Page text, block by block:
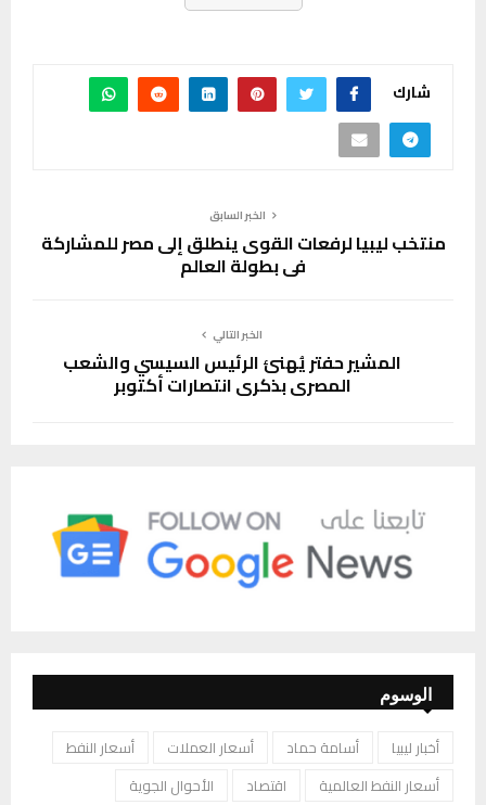
شارك
الخبر السابق
منتخب ليبيا لرفعات القوى ينطلق إلى مصر للمشاركة
في بطولة العالم
الخبر التالي
المشير حفتر يُهنئ الرئيس السيسي والشعب
المصري بذكرى انتصارات أكتوبر
الوسوم
أخبار ليبيا أسامة حماد أسعار العملات
أسعار النفط
أسعار النفط العالمية
اقتصاد
الأحوال الجوية